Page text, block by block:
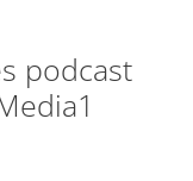
podcast